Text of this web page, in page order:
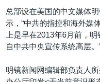
总部设在美国的中文媒体
示，“中共的指控和海外媒
上是早在2013年6月前，
自中共中央宣传系统高层。
明镜新闻网编辑部负责人